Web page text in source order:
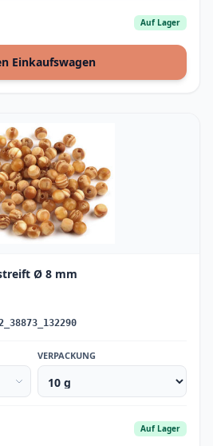
Auf Lager
Einkaufswagen
Ø 8 mm
VERPACKUNG
Auf Lager